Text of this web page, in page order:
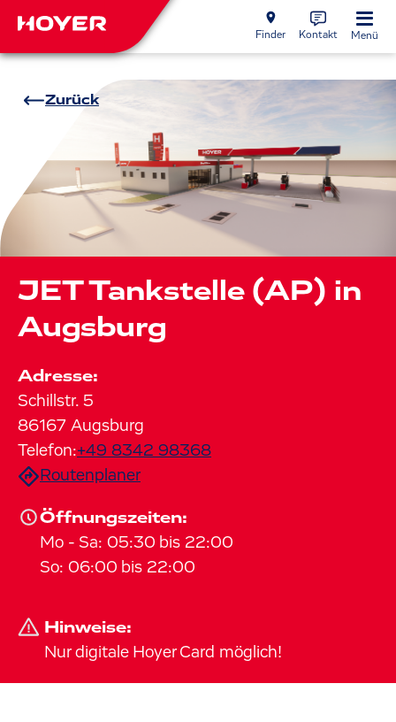
Finder Kontakt Menü
Zurück
JET Tankstelle (AP) in
Augsburg
Adresse:
Schillstr. 5
86167 Augsburg
Telefon:+49 8342 98368
Routenplaner
Öffnungszeiten:
Mo - Sa: 05:30 bis 22:00
So: 06:00 bis 22:00
Hinweise:
Nur digitale Hoyer Card möglich!